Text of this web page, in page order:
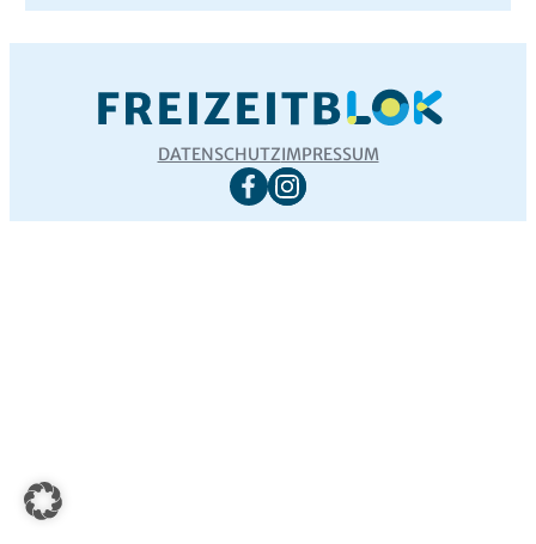
DATENSCHUTZIMPRESSUM